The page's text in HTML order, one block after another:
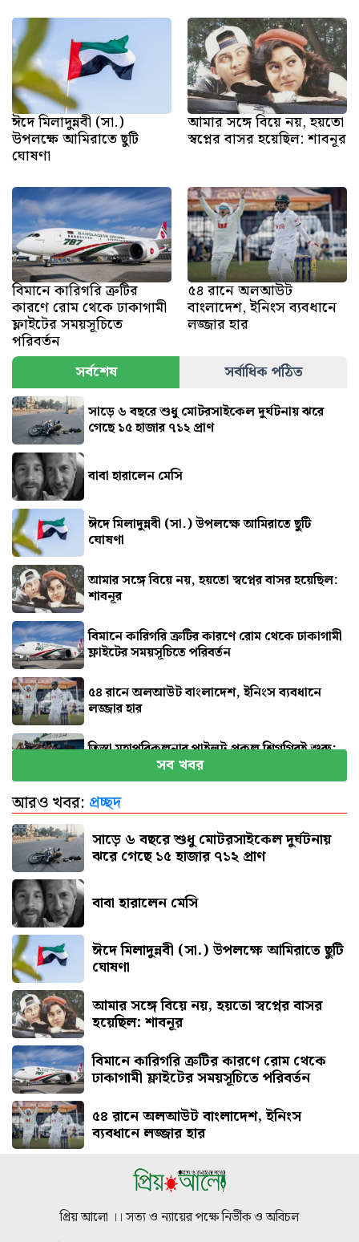
ঈদে মিলাদুন্নবী (সা.)
উপলক্ষে আমিরাতে ছুটি
ঘোষণা
আমার সঙ্গে বিয়ে নয়, হয়তো
স্বপ্নের বাসর হয়েছিল: শাবনূর
বিমানে কারিগরি ত্রুটির
কারণে রোম থেকে ঢাকাগামী
ফ্লাইটের সময়সূচিতে
পরিবর্তন
৫৪ রানে অলআউট
বাংলাদেশ, ইনিংস ব্যবধানে
লজ্জার হার
সর্বশেষ সর্বাধিক পঠিত
সাড়ে ৬ বছরে শুধু মোটরসাইকেল দুর্ঘটনায় ঝরে
গেছে ১৫ হাজার ৭১২ প্রাণ
বাবা হারালেন মেসি
ঈদে মিলাদুন্নবী (সা.) উপলক্ষে আমিরাতে ছুটি
ঘোষণা
আমার সঙ্গে বিয়ে নয়, হয়তো স্বপ্নের বাসর হয়েছিল:
শাবনূর
বিমানে কারিগরি ত্রুটির কারণে রোম থেকে ঢাকাগামী
ফ্লাইটের সময়সূচিতে পরিবর্তন
৫৪ রানে অলআউট বাংলাদেশ, ইনিংস ব্যবধানে
লজ্জার হার
তিস্তা মহাপরিকল্পনার পাইলট প্রকল্প শিগগিরই শুরু:
জুলাই জাদুঘর যেন দলীয় ইতিহাসের জায়গা না হয়:
সব খবর
আরও খবর: প্রচ্ছদ
সাড়ে ৬ বছরে শুধু মোটরসাইকেল দুর্ঘটনায়
ঝরে গেছে ১৫ হাজার ৭১২ প্রাণ
বাবা হারালেন মেসি
ঈদে মিলাদুন্নবী (সা.) উপলক্ষে আমিরাতে ছুটি
ঘোষণা
আমার সঙ্গে বিয়ে নয়, হয়তো স্বপ্নের বাসর
হয়েছিল: শাবনূর
বিমানে কারিগরি ত্রুটির কারণে রোম থেকে
ঢাকাগামী ফ্লাইটের সময়সূচিতে পরিবর্তন
৫৪ রানে অলআউট বাংলাদেশ, ইনিংস
ব্যবধানে লজ্জার হার
প্রিয় আলো ।। সত্য ও ন্যায়ের পক্ষে নির্ভীক ও অবিচল